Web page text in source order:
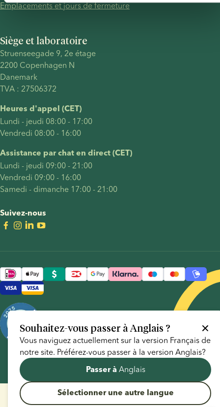
Souhaitez-vous passer àAnglais ?
Vous naviguez actuellement sur la version Français de
notre site. Préférez-vous passer à la version Anglais?
Passer à Anglais
Sélectionner une autre langue
Siège et laboratoire
Struenseegade 9, 2e étage
2200 Copenhagen N
Danemark
TVA : 27506372
Heures d'appel (CET)
Lundi - jeudi 08:00 - 17:00
Vendredi 08:00 - 16:00
Assistance par chat en direct (CET)
Lundi - jeudi 09:00 - 21:00
Vendredi 09:00 - 16:00
Samedi - dimanche 17:00 - 21:00
Suivez-nous
Emplacements et jours de fermeture